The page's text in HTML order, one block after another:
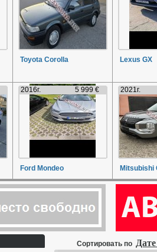
Toyota Corolla Lexus GX
2016г. 5 999 €
Ford Mondeo
2021г.
Mitsubishi
Сортировать по